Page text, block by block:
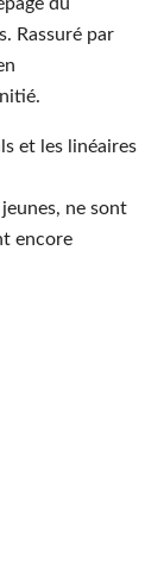
Rassuré par
et les linéaires
ne sont
encore